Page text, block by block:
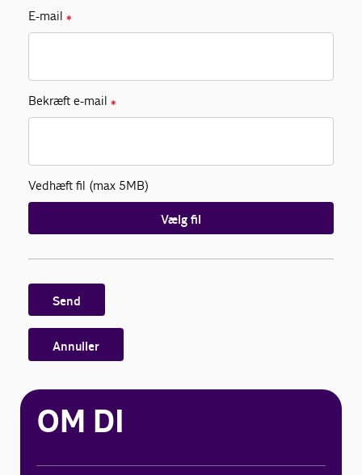
E-mail ✱
Bekræft e-mail ✱
Vedhæft fil (max 5MB)
Vælg fil
Send
Annuller
OM DI